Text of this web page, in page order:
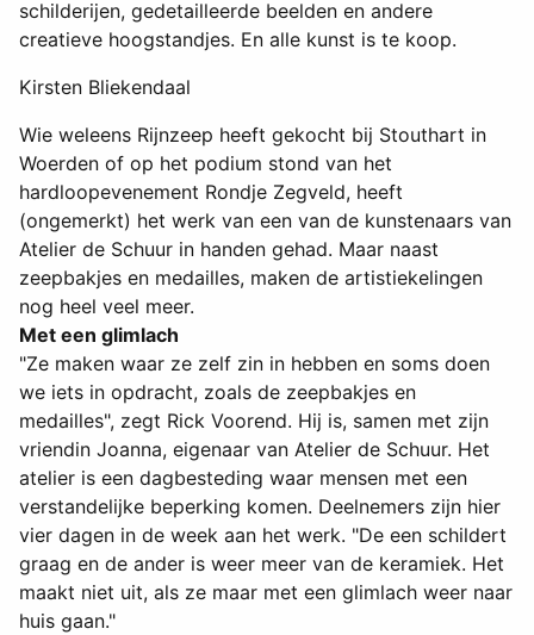
schilderijen, gedetailleerde beelden en andere
creatieve hoogstandjes. En alle kunst is te koop.
Kirsten Bliekendaal
Wie weleens Rijnzeep heeft gekocht bij Stouthart in
Woerden of op het podium stond van het
hardloopevenement Rondje Zegveld, heeft
(ongemerkt) het werk van een van de kunstenaars van
Atelier de Schuur in handen gehad. Maar naast
zeepbakjes en medailles, maken de artistiekelingen
nog heel veel meer.
Met een glimlach
"Ze maken waar ze zelf zin in hebben en soms doen
we iets in opdracht, zoals de zeepbakjes en
medailles", zegt Rick Voorend. Hij is, samen met zijn
vriendin Joanna, eigenaar van Atelier de Schuur. Het
atelier is een dagbesteding waar mensen met een
verstandelijke beperking komen. Deelnemers zijn hier
vier dagen in de week aan het werk. "De een schildert
graag en de ander is weer meer van de keramiek. Het
maakt niet uit, als ze maar met een glimlach weer naar
huis gaan."